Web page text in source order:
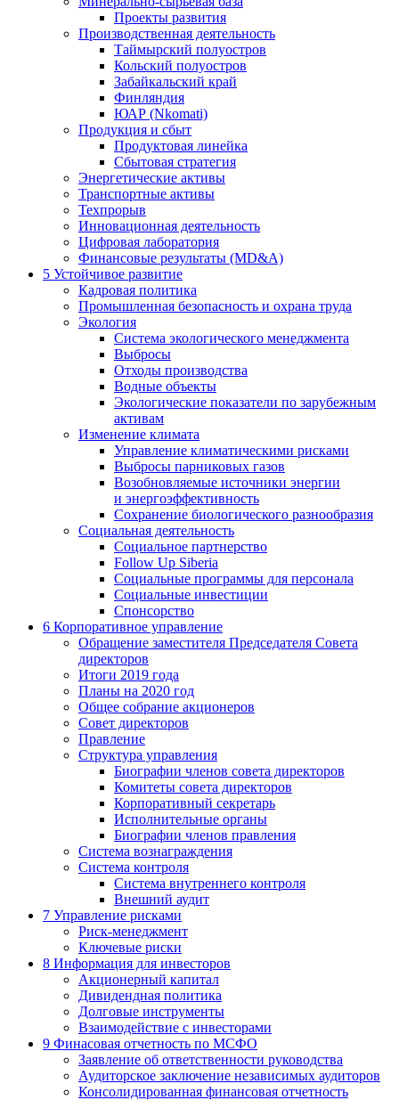
Проекты развития
Производственная деятельность
Таймырский полуостров
Кольский полуостров
Забайкальский край
Финляндия
ЮАР (Nkomati)
Продукция и сбыт
Продуктовая линейка
Сбытовая стратегия
Энергетические активы
Транспортные активы
Техпрорыв
Инновационная деятельность
Цифровая лаборатория
Финансовые результаты (MD&A)
5 Устойчивое развитие
Кадровая политика
Промышленная безопасность и охрана труда
Экология
Система экологического менеджмента
Выбросы
Отходы производства
Водные объекты
Экологические показатели по зарубежным
активам
Изменение климата
Управление климатическими рисками
Выбросы парниковых газов
Возобновляемые источники энергии
и энергоэффективность
Сохранение биологического разнообразия
Социальная деятельность
Социальное партнерство
Follow Up Siberia
Социальные программы для персонала
Социальные инвестиции
Спонсорство
6 Корпоративное управление
Обращение заместителя Председателя Совета
директоров
Итоги 2019 года
Планы на 2020 год
Общее собрание акционеров
Совет директоров
Правление
Структура управления
Биографии членов совета директоров
Комитеты совета директоров
Корпоративный секретарь
Исполнительные органы
Биографии членов правления
Система вознаграждения
Система контроля
Система внутреннего контроля
Внешний аудит
7 Управление рисками
Риск-менеджмент
Ключевые риски
8 Информация для инвесторов
Акционерный капитал
Дивидендная политика
Долговые инструменты
Взаимодействие с инвеcторами
9 Финасовая отчетность по МСФО
Заявление об ответственности руководства
Аудиторское заключение независимых аудиторов
Консолидированная финансовая отчетность